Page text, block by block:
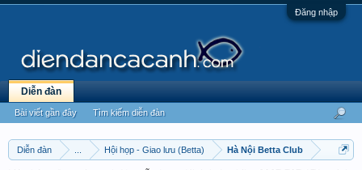
Đăng nhập
Diễn đàn Hội họp - Giao lưu (Betta) Hà Nội Betta Club
Diễn đàn
Bài viết gần đây Tìm kiếm diễn đàn